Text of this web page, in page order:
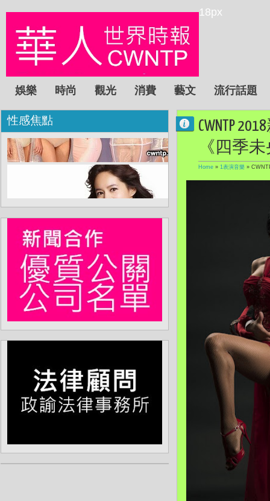
18px
娛樂 時尚 觀光 消費 藝文 流行話題
CWNTP
《四季
Home » 1表演音樂 »
性感焦點